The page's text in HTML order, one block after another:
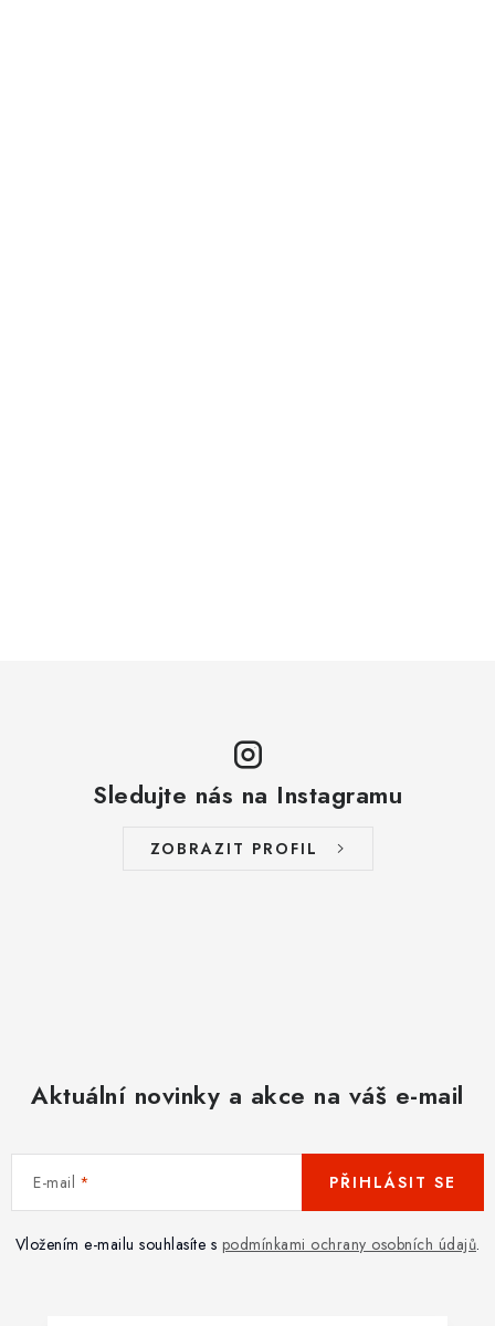
Sledujte nás na Instagramu
ZOBRAZIT PROFIL
Aktuální novinky a akce na váš e-mail
E-mail
Vložením e-mailu souhlasíte s podmínkami ochrany osobních údajů.
PŘIHLÁSIT SE